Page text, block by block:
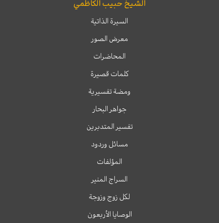
الشيخ حبيب الكاظمي
السيرة الذاتية
معرض الصور
المحاضرات
كلمات قصيرة
ومضة تفسيرية
جواهر البحار
تفسير المتدبرين
مسائل وردود
المؤلفات
السراج المنير
لكل زوج وزوجة
الوصايا الأربعون